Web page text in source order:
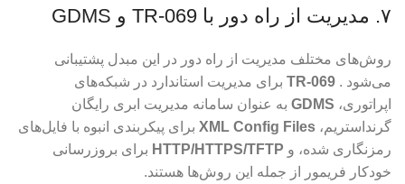
۷. مدیریت از راه دور با TR-069 و GDMS
روش‌های مختلف مدیریت از راه دور در این مبدل پشتیبانی
می‌شود . TR-069 برای مدیریت استاندارد در شبکه‌های
اپراتوری، GDMS به عنوان سامانه مدیریت ابری رایگان
گرنداستریم، XML Config Files برای پیکربندی انبوه با فایل‌های
رمزنگاری شده، و HTTP/HTTPS/TFTP برای بروزرسانی
خودکار فریمور از جمله این روش‌ها هستند.